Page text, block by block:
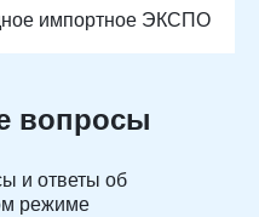
импортное ЭКСПО
вопросы
и ответы об
режиме